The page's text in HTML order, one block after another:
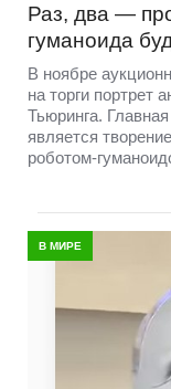
Раз, два —
гуманоида
В ноябре
на торги портрет
Тьюринга.
является
роботом-
В МИРЕ